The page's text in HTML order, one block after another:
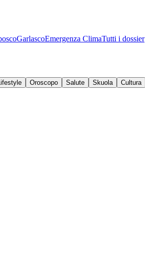
GarlascoEmergenza ClimaTutti i dossier
Oroscopo Salute Skuola Cultura